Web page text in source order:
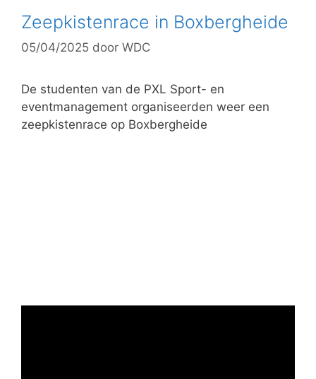
g
r
e
ë
n
Zeepkistenrace in Boxbergheide
05/04/2025 door WDC
De studenten van de PXL Sport- en
eventmanagement organiseerden weer een
zeepkistenrace op Boxbergheide